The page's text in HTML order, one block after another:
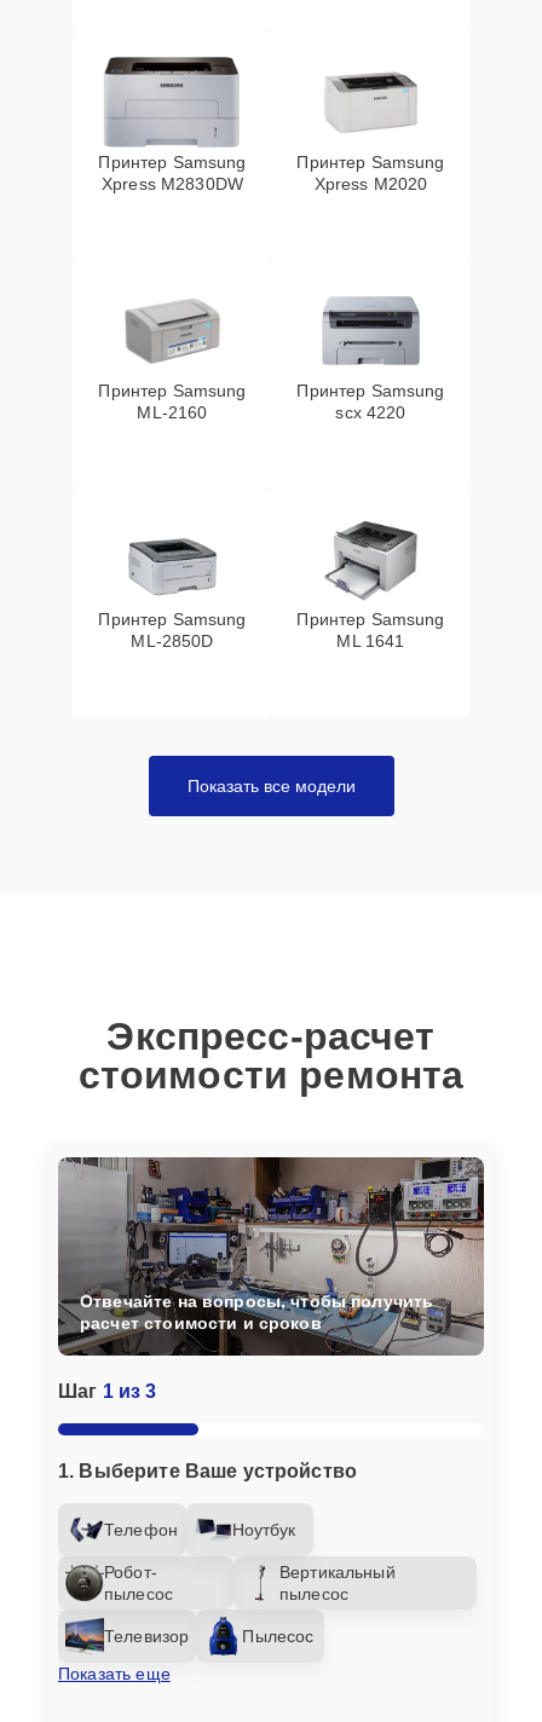
Принтер Samsung
Xpress M2830DW
Принтер Samsung
Xpress M2020
Принтер Samsung
ML-2160
Принтер Samsung
scx 4220
Принтер Samsung
ML-2850D
Принтер Samsung
ML 1641
Показать все модели
Экспресс-расчет
стоимости ремонта
Шаг 1 из 3
1. Выберите Ваше устройство
Телефон Ноутбук
Робот-
пылесос
Вертикальный
пылесос
Телевизор
Пылесос
Показать еще
Отвечайте на вопросы, чтобы получить
расчет стоимости и сроков